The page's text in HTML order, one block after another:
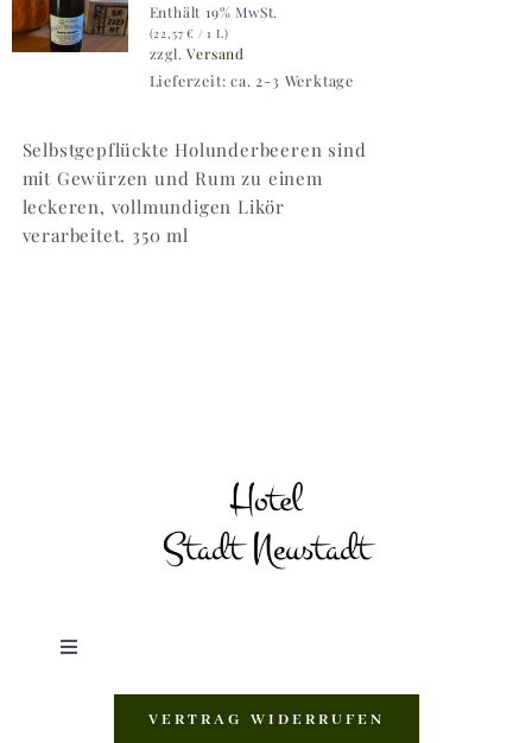
Enthält 19% MwSt.
(22,57€ / 1 L)
zzgl.Versand
Lieferzeit: ca. 2-3 Werktage
Selbstgepflückte Holunderbeeren sind
mit Gewürzen und Rum zu einem
leckeren, vollmundigen Likör
verarbeitet. 350 ml
Toggle
VERTRAG WIDERRUFEN